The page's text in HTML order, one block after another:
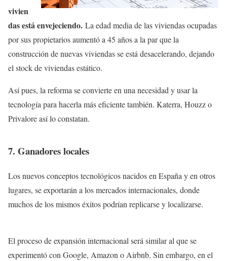
vivien
das está envejeciendo. La edad media de las viviendas ocupadas
por sus propietarios aumentó a 45 años a la par que la
construcción de nuevas viviendas se está desacelerando, dejando
el stock de viviendas estático.
Así pues, la reforma se convierte en una necesidad y usar la
tecnología para hacerla más eficiente también. Katerra, Houzz o
Privalore así lo constatan.
7. Ganadores locales
Los nuevos conceptos tecnológicos nacidos en España y en otros
lugares, se exportarán a los mercados internacionales, donde
muchos de los mismos éxitos podrían replicarse y localizarse.
El proceso de expansión internacional será similar al que se
experimentó con Google, Amazon o Airbnb. Sin embargo, en el